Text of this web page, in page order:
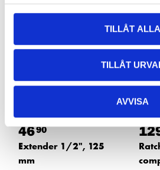
TILLÅT ALLA
TILLÅT
AVVISA
4690
Extender 1/2", 125
mm